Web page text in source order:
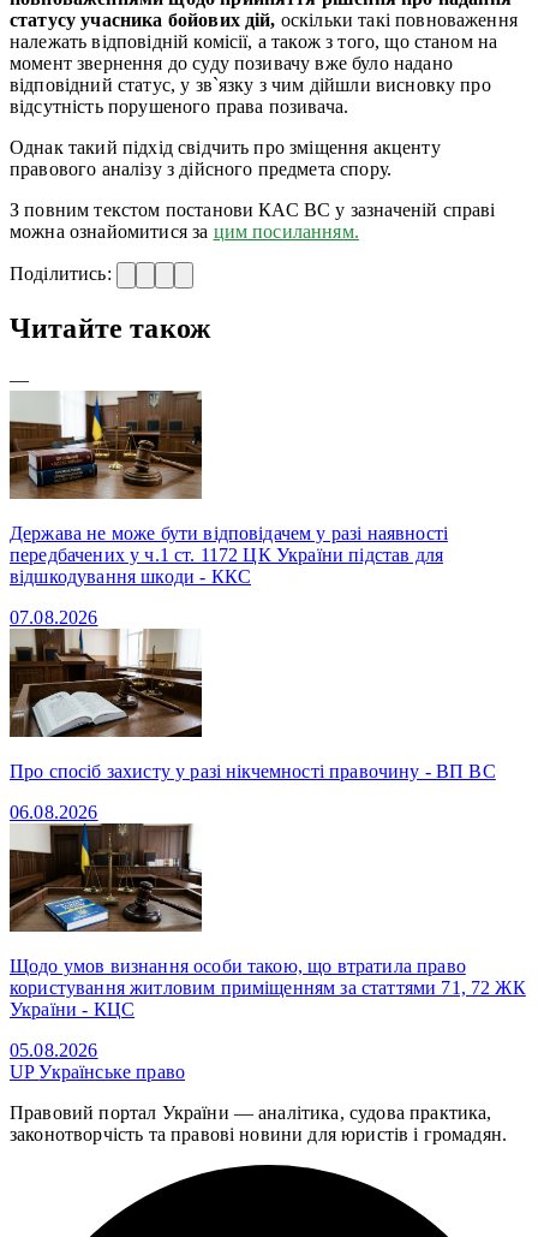
статусу учасника бойових дій, оскільки такі повноваження
належать відповідній комісії, а також з того, що станом на
момент звернення до суду позивачу вже було надано
відповідний статус, у зв`язку з чим дійшли висновку про
відсутність порушеного права позивача.
Однак такий підхід свідчить про зміщення акценту
правового аналізу з дійсного предмета спору.
З повним текстом постанови КАС ВС у зазначеній справі
можна ознайомитися за цим посиланням.
Поділитись:
Читайте також
—
Держава не може бути відповідачем у разі наявності
передбачених у ч.1 ст. 1172 ЦК України підстав для
відшкодування шкоди - ККС
07.08.2026
Про спосіб захисту у разі нікчемності правочину - ВП ВС
06.08.2026
Щодо умов визнання особи такою, що втратила право
користування житловим приміщенням за статтями 71, 72 ЖК
України - КЦС
05.08.2026
UPУкраїнське право
Правовий портал України — аналітика, судова практика,
законотворчість та правові новини для юристів і громадян.